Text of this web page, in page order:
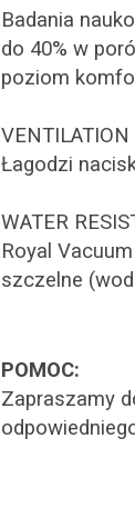
Badania
do 40% w
poziom
Łagodzi
WATER
Royal
szczelne
POMOC:
Zapraszamy